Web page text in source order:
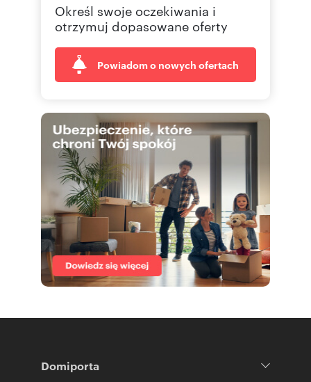
Określ swoje oczekiwania i
otrzymuj dopasowane oferty
Powiadom o nowych ofertach
Domiporta